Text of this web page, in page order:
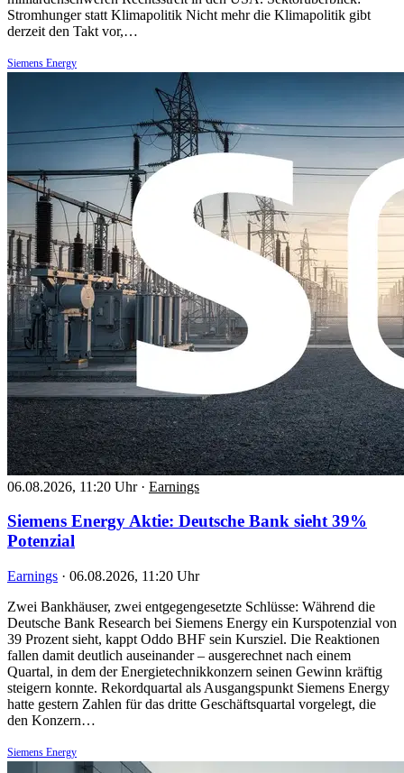
Stromhunger statt Klimapolitik Nicht mehr die Klimapolitik gibt
derzeit den Takt vor,…
Siemens Energy
06.08.2026, 11:20 Uhr · Earnings
Siemens Energy Aktie: Deutsche Bank sieht 39%
Potenzial
Earnings · 06.08.2026, 11:20 Uhr
Zwei Bankhäuser, zwei entgegengesetzte Schlüsse: Während die
Deutsche Bank Research bei Siemens Energy ein Kurspotenzial von
39 Prozent sieht, kappt Oddo BHF sein Kursziel. Die Reaktionen
fallen damit deutlich auseinander – ausgerechnet nach einem
Quartal, in dem der Energietechnikkonzern seinen Gewinn kräftig
steigern konnte. Rekordquartal als Ausgangspunkt Siemens Energy
hatte gestern Zahlen für das dritte Geschäftsquartal vorgelegt, die
den Konzern…
Siemens Energy